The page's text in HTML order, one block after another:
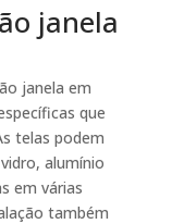
janela
janela em
que
telas podem
alumínio
em várias
também